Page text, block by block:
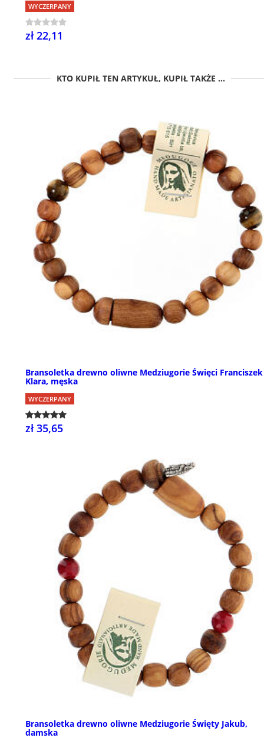
WYCZERPANY
zł 22,11
KTO KUPIŁ TEN ARTYKUŁ, KUPIŁ TAKŻE ...
Bransoletka drewno oliwne Medziugorie Święci
Klara, męska
WYCZERPANY
zł 35,65
Bransoletka drewno oliwne Medziugorie Święty Jakub,
damska